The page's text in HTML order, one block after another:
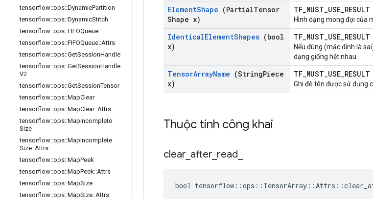
tensorflow::ops::DynamicPartition
tensorflow::ops::DynamicStitch
tensorflow::ops::FIFOQueue
tensorflow::ops::FIFOQueue::Attrs
tensorflow::ops::GetSessionHandle
tensorflow::ops::GetSessionHandle
V2
tensorflow::ops::GetSessionTensor
tensorflow::ops::MapClear
tensorflow::ops::MapClear::Attrs
tensorflow::ops::MapIncomplete
Size
tensorflow::ops::MapIncomplete
Size::Attrs
tensorflow::ops::MapPeek
tensorflow::ops::MapPeek::Attrs
tensorflow::ops::MapSize
tensorflow::ops::MapSize::Attrs
ElementShape (PartialTensor
Shape x)
TF_MUST_USE_RESULT
Hình dạng mong đợi của
IdenticalElementShapes (bool
x)
TF_MUST_USE_RESULT
Nếu đúng (mặc định là
dạng giống hệt nhau.
TensorArrayName (StringPiece
x)
TF_MUST_USE_RESULT
Ghi đè tên được sử dụng
Thuộc tính công khai
clear after read
bool